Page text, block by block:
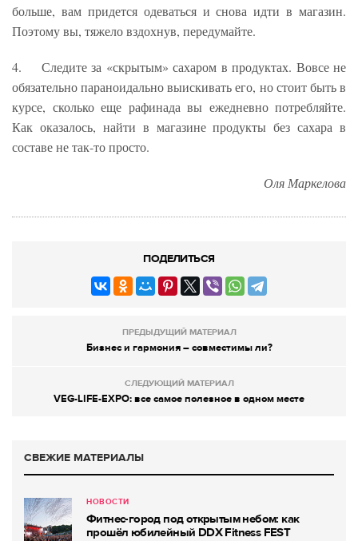
больше, вам придется одеваться и снова идти в магазин.
Поэтому вы, тяжело вздохнув, передумайте.
4. Следите за «скрытым» сахаром в продуктах. Вовсе не
обязательно параноидально выискивать его, но стоит быть в
курсе, сколько еще рафинада вы ежедневно потребляйте.
Как оказалось, найти в магазине продукты без сахара в
составе не так-то просто.
Оля Маркелова
ПОДЕЛИТЬСЯ
ПРЕДЫДУЩИЙ МАТЕРИАЛ
Бизнес и гармония – совместимы ли?
СЛЕДУЮЩИЙ МАТЕРИАЛ
VEG-LIFE-EXPO: все самое полезное в одном месте
СВЕЖИЕ МАТЕРИАЛЫ
НОВОСТИ
Фитнес-город под открытым небом: как
прошёл юбилейный DDX Fitness FEST